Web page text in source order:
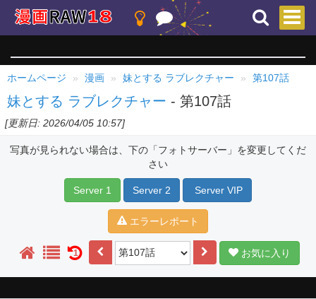
ホームページ 漫画 妹とする ラブレクチャー 第107話
妹とする ラブレクチャー - 第107話
[更新日: 2026/04/05 10:57]
写真が見られない場合は、下の「フォトサーバー」を変更してくだ
さい
Server 1 Server 2 Server VIP
エラーレポート
1 お気に入り